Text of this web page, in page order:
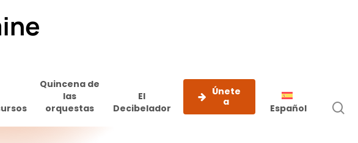
Quincena de
las
orquestas
El
Decibelador
Únete
a
Español